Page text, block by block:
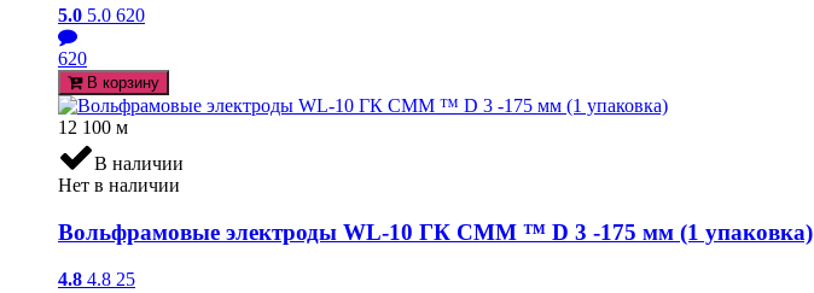
5.0 5.0 620
620
В корзину
12 100 м
В наличии
Нет в наличии
Вольфрамовые электроды WL-10 ГК СММ ™ D 3 -175 мм (1 упаковка)
4.8 4.8 25